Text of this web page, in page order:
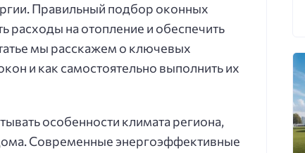
Правильный подбор оконных
расходы на отопление и обеспечить
мы расскажем о ключевых
и как самостоятельно выполнить их
особенности климата региона,
Современные энергоэффективные